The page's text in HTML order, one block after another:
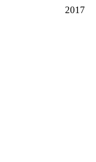
2017